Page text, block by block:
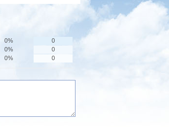
0%
0
0%
0
0% 0